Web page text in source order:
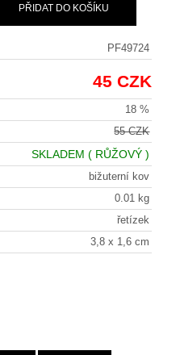
PF49724
45 CZK
18 %
55 CZK
SKLADEM ( RŮŽOVÝ )
bižuterní kov
0.01 kg
řetízek
3,8 x 1,6 cm